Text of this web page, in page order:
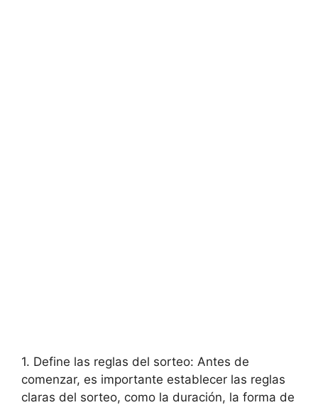
1. Define las reglas del sorteo: Antes de
comenzar, es importante establecer las reglas
claras del sorteo, como la duración, la forma de